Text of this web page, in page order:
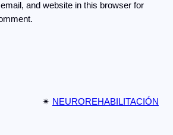
and website in this browser for
✴︎ NEUROREHABILITACIÓN